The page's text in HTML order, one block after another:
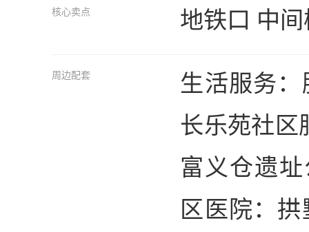
核心卖点 地铁口 中
周边配套
生活服务
长乐苑社区
富义仓遗
区医院：